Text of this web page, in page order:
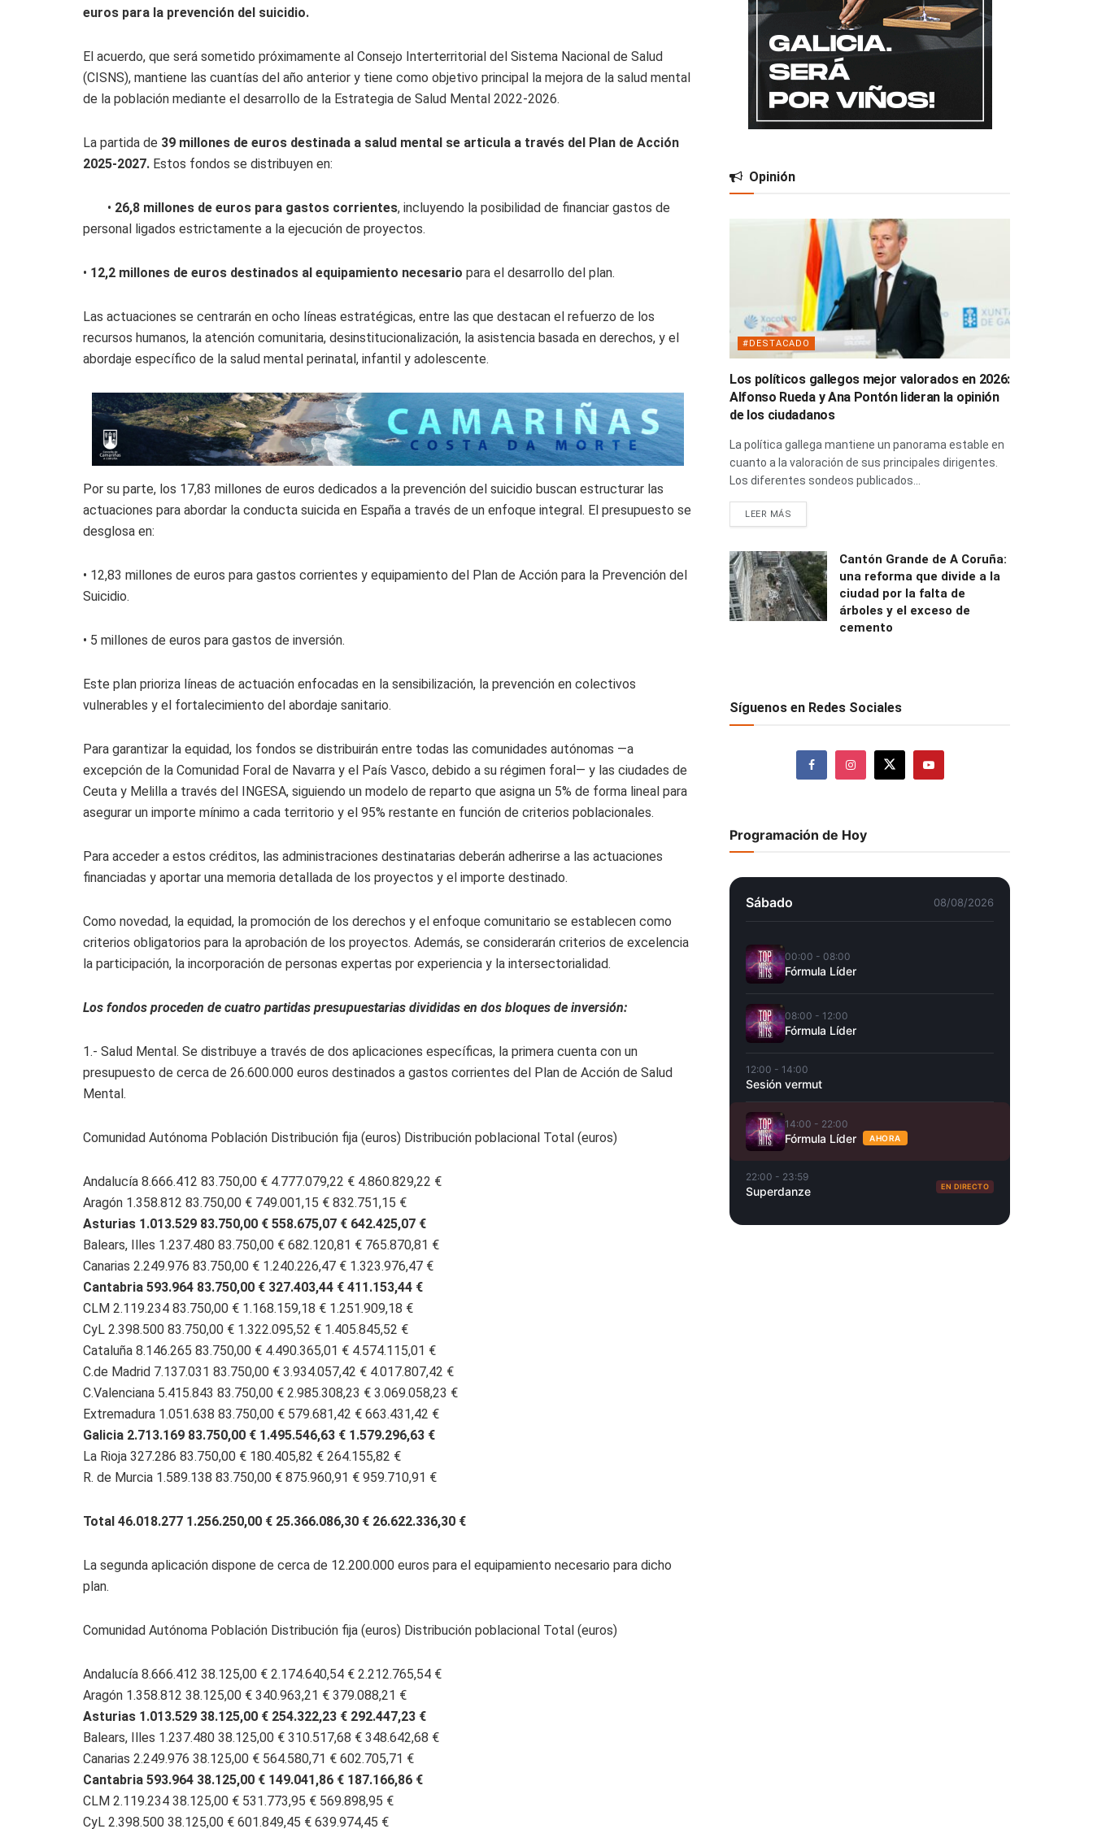
euros para la prevención del suicidio.
El acuerdo, que será sometido próximamente al Consejo Interterritorial del Sistema Nacional de Salud
(CISNS), mantiene las cuantías del año anterior y tiene como objetivo principal la mejora de la salud mental
de la población mediante el desarrollo de la Estrategia de Salud Mental 2022-2026.
La partida de 39 millones de euros destinada a salud mental se articula a través del Plan de Acción
2025-2027. Estos fondos se distribuyen en:
• 26,8 millones de euros para gastos corrientes, incluyendo la posibilidad de financiar gastos de
personal ligados estrictamente a la ejecución de proyectos.
• 12,2 millones de euros destinados al equipamiento necesario para el desarrollo del plan.
Las actuaciones se centrarán en ocho líneas estratégicas, entre las que destacan el refuerzo de los
recursos humanos, la atención comunitaria, desinstitucionalización, la asistencia basada en derechos, y el
abordaje específico de la salud mental perinatal, infantil y adolescente.
Por su parte, los 17,83 millones de euros dedicados a la prevención del suicidio buscan estructurar las
actuaciones para abordar la conducta suicida en España a través de un enfoque integral. El presupuesto se
desglosa en:
• 12,83 millones de euros para gastos corrientes y equipamiento del Plan de Acción para la Prevención del
Suicidio.
• 5 millones de euros para gastos de inversión.
Este plan prioriza líneas de actuación enfocadas en la sensibilización, la prevención en colectivos
vulnerables y el fortalecimiento del abordaje sanitario.
Para garantizar la equidad, los fondos se distribuirán entre todas las comunidades autónomas —a
excepción de la Comunidad Foral de Navarra y el País Vasco, debido a su régimen foral— y las ciudades de
Ceuta y Melilla a través del INGESA, siguiendo un modelo de reparto que asigna un 5% de forma lineal para
asegurar un importe mínimo a cada territorio y el 95% restante en función de criterios poblacionales.
Para acceder a estos créditos, las administraciones destinatarias deberán adherirse a las actuaciones
financiadas y aportar una memoria detallada de los proyectos y el importe destinado.
Como novedad, la equidad, la promoción de los derechos y el enfoque comunitario se establecen como
criterios obligatorios para la aprobación de los proyectos. Además, se considerarán criterios de excelencia
la participación, la incorporación de personas expertas por experiencia y la intersectorialidad.
Los fondos proceden de cuatro partidas presupuestarias divididas en dos bloques de inversión:
1.- Salud Mental. Se distribuye a través de dos aplicaciones específicas, la primera cuenta con un
presupuesto de cerca de 26.600.000 euros destinados a gastos corrientes del Plan de Acción de Salud
Mental.
Comunidad Autónoma Población Distribución fija (euros) Distribución poblacional Total (euros)
Andalucía 8.666.412 83.750,00 € 4.777.079,22 € 4.860.829,22 €
Aragón 1.358.812 83.750,00 € 749.001,15 € 832.751,15 €
Asturias 1.013.529 83.750,00 € 558.675,07 € 642.425,07 €
Balears, Illes 1.237.480 83.750,00 € 682.120,81 € 765.870,81 €
Canarias 2.249.976 83.750,00 € 1.240.226,47 € 1.323.976,47 €
Cantabria 593.964 83.750,00 € 327.403,44 € 411.153,44 €
CLM 2.119.234 83.750,00 € 1.168.159,18 € 1.251.909,18 €
CyL 2.398.500 83.750,00 € 1.322.095,52 € 1.405.845,52 €
Cataluña 8.146.265 83.750,00 € 4.490.365,01 € 4.574.115,01 €
C.de Madrid 7.137.031 83.750,00 € 3.934.057,42 € 4.017.807,42 €
C.Valenciana 5.415.843 83.750,00 € 2.985.308,23 € 3.069.058,23 €
Extremadura 1.051.638 83.750,00 € 579.681,42 € 663.431,42 €
Galicia 2.713.169 83.750,00 € 1.495.546,63 € 1.579.296,63 €
La Rioja 327.286 83.750,00 € 180.405,82 € 264.155,82 €
R. de Murcia 1.589.138 83.750,00 € 875.960,91 € 959.710,91 €
Total 46.018.277 1.256.250,00 € 25.366.086,30 € 26.622.336,30 €
La segunda aplicación dispone de cerca de 12.200.000 euros para el equipamiento necesario para dicho
plan.
Comunidad Autónoma Población Distribución fija (euros) Distribución poblacional Total (euros)
Andalucía 8.666.412 38.125,00 € 2.174.640,54 € 2.212.765,54 €
Aragón 1.358.812 38.125,00 € 340.963,21 € 379.088,21 €
Asturias 1.013.529 38.125,00 € 254.322,23 € 292.447,23 €
Balears, Illes 1.237.480 38.125,00 € 310.517,68 € 348.642,68 €
Canarias 2.249.976 38.125,00 € 564.580,71 € 602.705,71 €
Cantabria 593.964 38.125,00 € 149.041,86 € 187.166,86 €
CLM 2.119.234 38.125,00 € 531.773,95 € 569.898,95 €
CyL 2.398.500 38.125,00 € 601.849,45 € 639.974,45 €
Opinión
#DESTACADO
Los políticos gallegos mejor valorados en 2026:
Alfonso Rueda y Ana Pontón lideran la opinión
de los ciudadanos
La política gallega mantiene un panorama estable en
cuanto a la valoración de sus principales dirigentes.
Los diferentes sondeos publicados...
LEER MÁS
Cantón Grande de A Coruña:
una reforma que divide a la
ciudad por la falta de
árboles y el exceso de
cemento
Síguenos en Redes Sociales
Programación de Hoy
Sábado 08/08/2026
00:00 - 08:00
Fórmula Líder
08:00 - 12:00
Fórmula Líder
12:00 - 14:00
Sesión vermut
14:00 - 22:00
Fórmula Líder AHORA
22:00 - 23:59
Superdanze EN DIRECTO